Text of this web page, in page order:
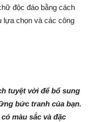
độc đáo bằng cách
lựa chọn và các công
tuyệt vời để bổ sung
bức tranh của bạn.
màu sắc và đặc